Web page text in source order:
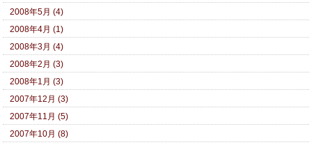
2008年5月 (4)
2008年4月 (1)
2008年3月 (4)
2008年2月 (3)
2008年1月 (3)
2007年12月 (3)
2007年11月 (5)
2007年10月 (8)